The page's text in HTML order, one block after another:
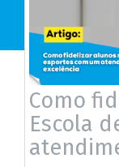
Como
Escola